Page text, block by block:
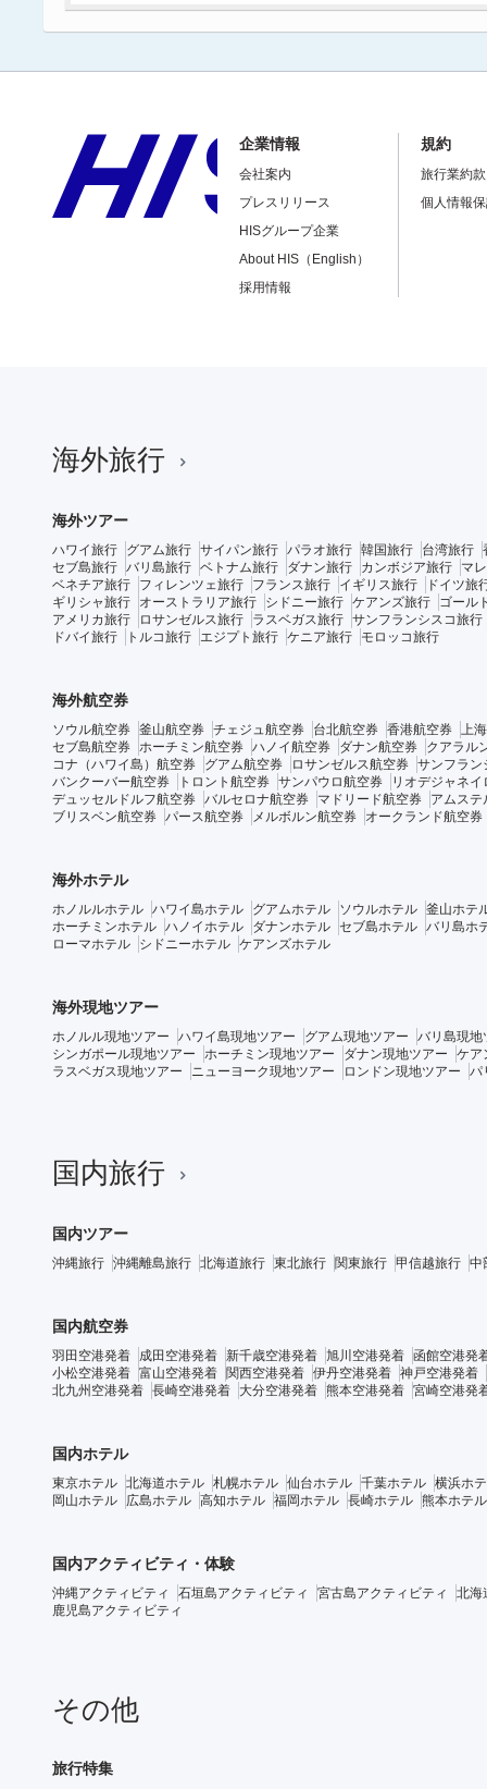
企業情報
会社案内
プレスリリース
HISグループ企業
About HIS（English）
採用情報
規約
旅行業約
個人情報
海外旅行
海外ツアー
ハワイ旅行 グアム旅行 サイパン旅行 パラオ旅行 韓国旅行 台湾旅行
セブ島旅行 バリ島旅行 ベトナム旅行 ダナン旅行 カンボジア旅行
マ
ベネチア旅行
フィレンツェ旅行 フランス旅行 イギリス旅行
ドイツ旅
ギリシャ旅行
オーストラリア旅行 シドニー旅行 ケアンズ旅行
ゴール
アメリカ旅行
ロサンゼルス旅行 ラスベガス旅行 サンフランシスコ旅行
ドバイ旅行
トルコ旅行 エジプト旅行 ケニア旅行 モロッコ旅行
海外航空券
ソウル航空券 釜山航空券 チェジュ航空券 台北航空券 香港航空券 上
セブ島航空券 ホーチミン航空券 ハノイ航空券 ダナン航空券
クアラル
コナ（ハワイ島）航空券
グアム航空券 ロサンゼルス航空券 サンフラン
バンクーバー航空券
トロント航空券 サンパウロ航空券
リオデジャネイ
デュッセルドルフ航空券 バルセロナ航空券 マドリード航空券
アムステ
ブリスベン航空券 パース航空券 メルボルン航空券 オークランド航空券
海外ホテル
ホノルルホテル ハワイ島ホテル グアムホテル ソウルホテル 釜山ホテ
ホーチミンホテル ハノイホテル ダナンホテル セブ島ホテル バリ島ホ
ローマホテル
シドニーホテル ケアンズホテル
海外現地ツアー
ホノルル現地ツアー ハワイ島現地ツアー グアム現地ツアー
バリ島現地
シンガポール現地ツアー
ホーチミン現地ツアー ダナン現地ツアー
ケア
ラスベガス現地ツアー
ニューヨーク現地ツアー ロンドン現地ツアー パ
国内旅行
国内ツアー
沖縄旅行 沖縄離島旅行 北海道旅行 東北旅行 関東旅行 甲信越旅行 中
国内航空券
羽田空港発着 成田空港発着 新千歳空港発着 旭川空港発着 函館空港発
小松空港発着 富山空港発着 関西空港発着 伊丹空港発着 神戸空港発着
北九州空港発着 長崎空港発着 大分空港発着 熊本空港発着 宮崎空港発
国内ホテル
東京ホテル 北海道ホテル 札幌ホテル 仙台ホテル 千葉ホテル 横浜ホ
岡山ホテル
広島ホテル 高知ホテル 福岡ホテル 長崎ホテル 熊本ホテル
国内アクティビティ・体験
沖縄アクティビティ 石垣島アクティビティ 宮古島アクティビティ
北海
鹿児島アクティビティ
その他
旅行特集